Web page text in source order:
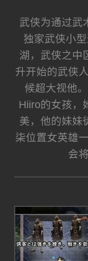
武侠为通过武
独家武侠小
湖，武侠之中
升开始的武侠
候超大视他
Hiiro的女孩，
美，他的妹妹
柒位置女英雄
会